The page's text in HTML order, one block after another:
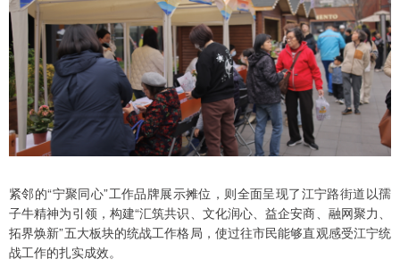
紧邻的“宁聚同心”工作品牌展示摊位，则全面呈现了江宁路街道以孺
子牛精神为引领，构建“汇筑共识、文化润心、益企安商、融网聚力、
拓界焕新”五大板块的统战工作格局，使过往市民能够直观感受江宁统
战工作的扎实成效。